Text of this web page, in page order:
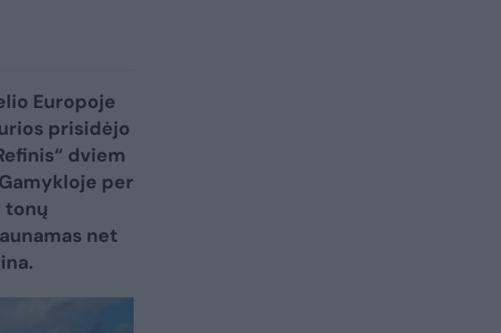
Europoje
prisidėjo
dviem
per
tonų
net